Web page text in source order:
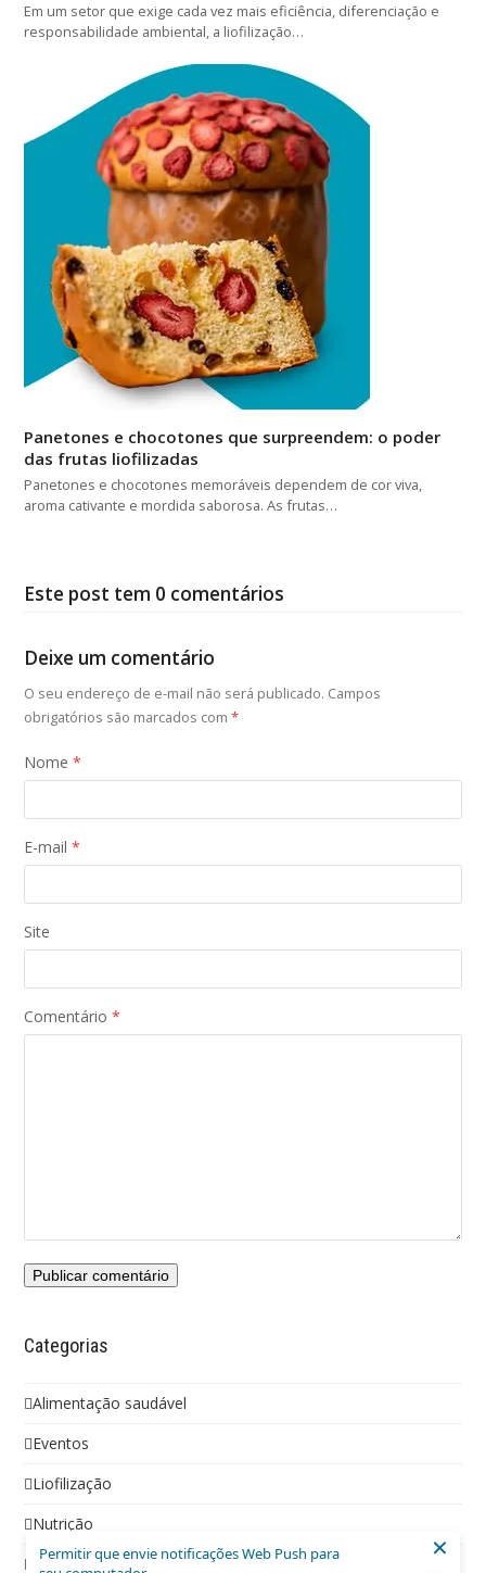
Permitir que envie notificações Web Push para
×
Em um setor que exige cada vez mais eficiência, diferenciação e
responsabilidade ambiental, a liofilização…
Panetones e chocotones que surpreendem: o poder
das frutas liofilizadas
Panetones e chocotones memoráveis dependem de cor viva,
aroma cativante e mordida saborosa. As frutas…
Este post tem 0 comentários
Deixe um comentário
O seu endereço de e-mail não será publicado. Campos
obrigatórios são marcados com*
Nome*
E-mail*
Site
Comentário*
Categorias
Alimentação saudável
Eventos
Liofilização
Nutrição
Social